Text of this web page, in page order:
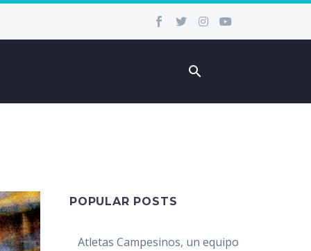
POPULAR POSTS
Atletas Campesinos, un equipo